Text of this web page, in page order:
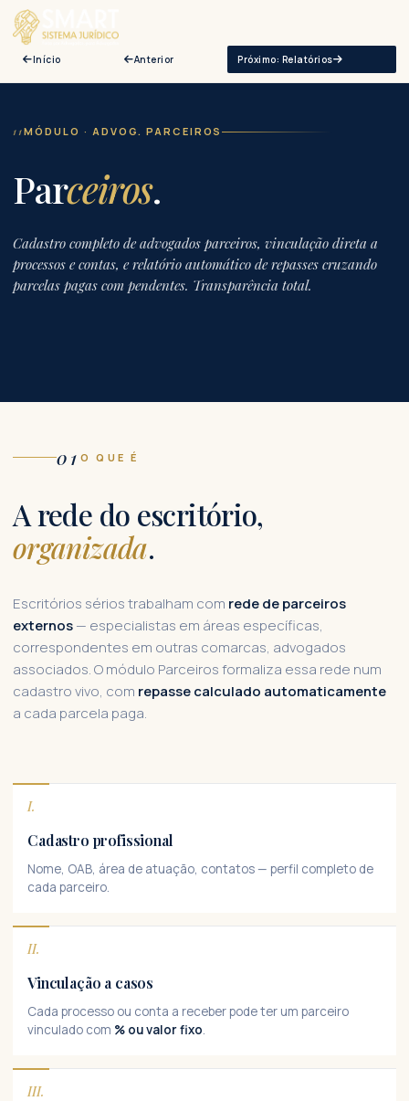
Início Anterior Próximo: Relatórios
11MÓDULO · ADVOG. PARCEIROS
Parceiros.
Cadastro completo de advogados parceiros, vinculação direta a
processos e contas, e relatório automático de repasses cruzando
parcelas pagas com pendentes. Transparência total.
01 O QUE É
A rede do escritório,
organizada.
Escritórios sérios trabalham com rede de parceiros
externos— especialistas em áreas específicas,
correspondentes em outras comarcas, advogados
associados. O módulo Parceiros formaliza essa rede num
cadastro vivo, com repasse calculado automaticamente
a cada parcela paga.
I.
Cadastro profissional
Nome, OAB, área de atuação, contatos — perfil completo de
cada parceiro.
II.
Vinculação a casos
Cada processo ou conta a receber pode ter um parceiro
vinculado com % ou valor fixo.
III.